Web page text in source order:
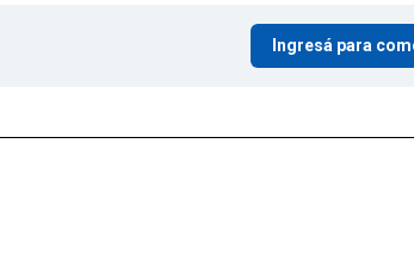
Ingresá para